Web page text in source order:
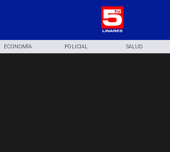
ECONOMÍA POLICIAL SALUD